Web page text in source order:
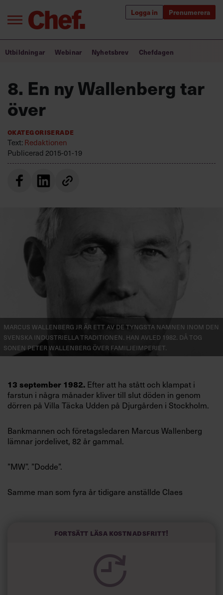
Logga in Prenumerera
Prenumerera
Annonsera
Kontakta oss
Kundservice
personuppgiftsbehandling
efter:
Bra ledare förändrar världen
Utbildning för ledare
Chefakademin+
Populära utbildningar
Utbildningar Webinar Nyhetsbrev Chefdagen
8. En ny Wallenberg tar
över
Okategoriserade
Text:Redaktionen
Publicerad 2015-01-19
Marcus Wallenberg jr är ett av de tyngsta namnen inom den
svenska industriella traditionen. Han avled 1982. Då tog
sonen Peter Wallenberg över familjeimperiet.
13 september 1982. Efter att ha stått och klampat i
farstun i några månader kliver till slut döden in genom
dörren på Villa Täcka Udden på Djurgården i Stockholm.
Bankmannen och företagsledaren Marcus Wallenberg
lämnar jordelivet, 82 år gammal.
”MW”. ”Dodde”.
Samme man som fyra år tidigare anställde Claes
Han sov aldrig mer än fyra timmar i stöten, han kunde
beordra dem att resa jorden runt med honom eller bara
avkräva dem aktiekurser.
Fortsätt läsa kostnadsfritt!